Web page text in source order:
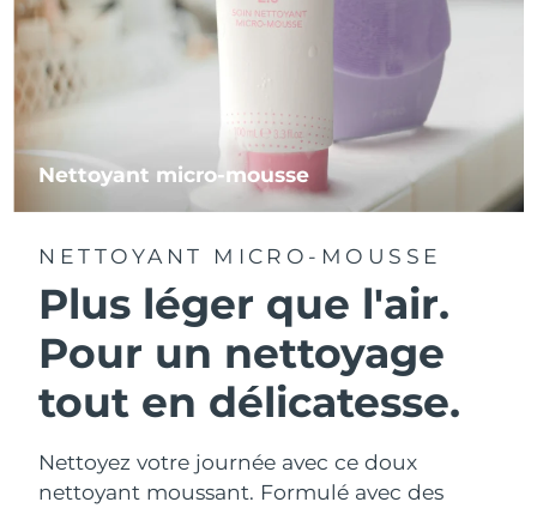
Nettoyant micro-mousse
NETTOYANT MICRO-MOUSSE
Plus léger que l'air.
Pour un nettoyage
tout en délicatesse.
Nettoyez votre journée avec ce doux
nettoyant moussant. Formulé avec des